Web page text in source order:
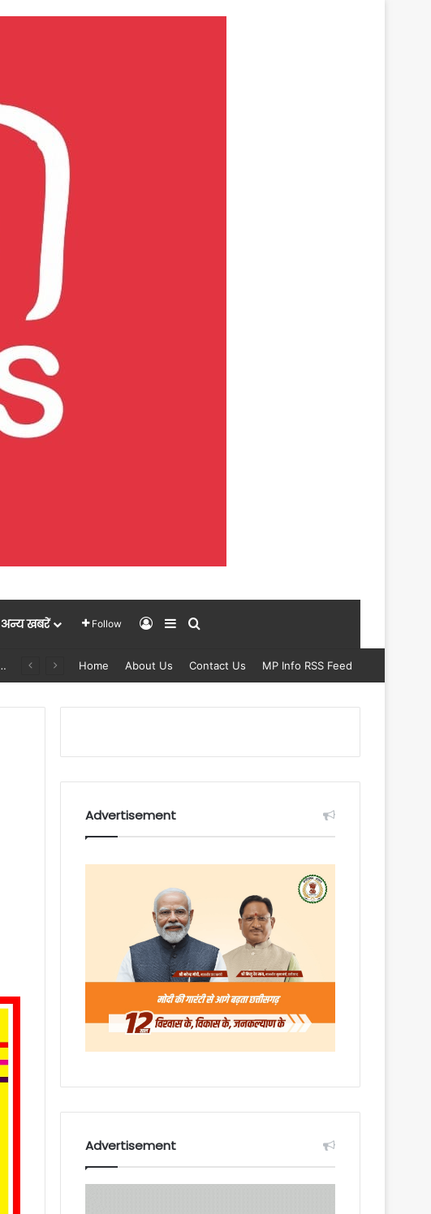
अन्य खबरें Follow Log InSidebar
Home About Us Contact Us MP Info RSS Feed
Advertisement
Advertisement